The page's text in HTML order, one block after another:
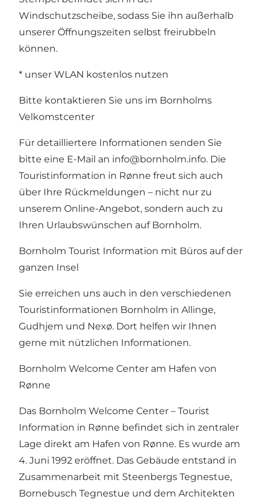
Windschutzscheibe, sodass Sie ihn außerhalb
unserer Öffnungszeiten selbst freirubbeln
können.
* unser WLAN kostenlos nutzen
Bitte kontaktieren Sie uns im Bornholms
Velkomstcenter
Für detailliertere Informationen senden Sie
bitte eine E-Mail an info@bornholm.info. Die
Touristinformation in Rønne freut sich auch
über Ihre Rückmeldungen – nicht nur zu
unserem Online-Angebot, sondern auch zu
Ihren Urlaubswünschen auf Bornholm.
Bornholm Tourist Information mit Büros auf der
ganzen Insel
Sie erreichen uns auch in den verschiedenen
Touristinformationen Bornholm in Allinge,
Gudhjem und Nexø. Dort helfen wir Ihnen
gerne mit nützlichen Informationen.
Bornholm Welcome Center am Hafen von
Rønne
Das Bornholm Welcome Center – Tourist
Information in Rønne befindet sich in zentraler
Lage direkt am Hafen von Rønne. Es wurde am
4. Juni 1992 eröffnet. Das Gebäude entstand in
Zusammenarbeit mit Steenbergs Tegnestue,
Bornebusch Tegnestue und dem Architekten